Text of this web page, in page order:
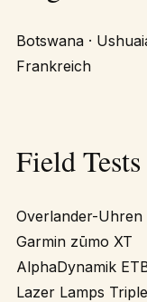
Botswana ·
Frankreich
Field Tests
Overlander-Uhren
Garmin zūmo XT
AlphaDynamik
Lazer Lamps